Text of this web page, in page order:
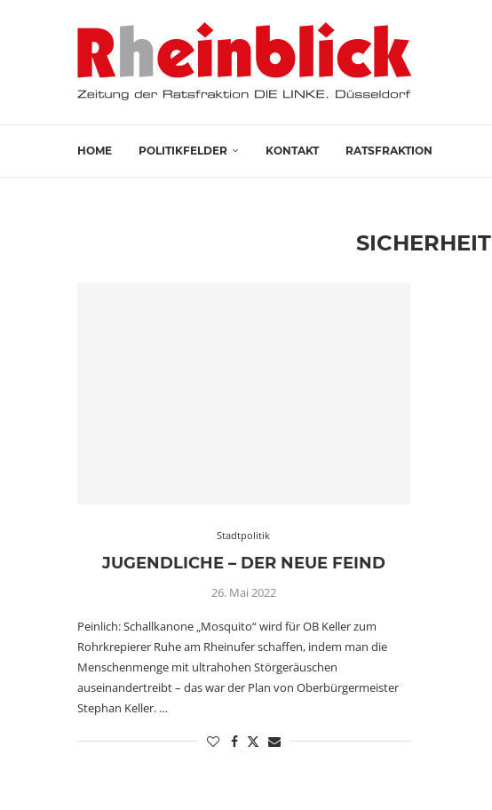
HOME POLITIKFELDER KONTAKT RATSFRAKTION
SICHERHEIT
Stadtpolitik
JUGENDLICHE – DER NEUE FEIND
26. Mai 2022
Peinlich: Schallkanone „Mosquito“ wird für OB Keller zum
Rohrkrepierer Ruhe am Rheinufer schaffen, indem man die
Menschenmenge mit ultrahohen Störgeräuschen
auseinandertreibt – das war der Plan von Oberbürgermeister
Stephan Keller. …